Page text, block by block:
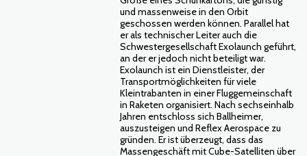
und massenweise in den Orbit
geschossen werden können. Parallel hat
er als technischer Leiter auch die
Schwestergesellschaft Exolaunch geführt,
an der er jedoch nicht beteiligt war.
Exolaunch ist ein Dienstleister, der
Transportmöglichkeiten für viele
Kleintrabanten in einer Fluggemeinschaft
in Raketen organisiert. Nach sechseinhalb
Jahren entschloss sich Ballheimer,
auszusteigen und Reflex Aerospace zu
gründen. Er ist überzeugt, dass das
Massengeschäft mit Cube-Satelliten über